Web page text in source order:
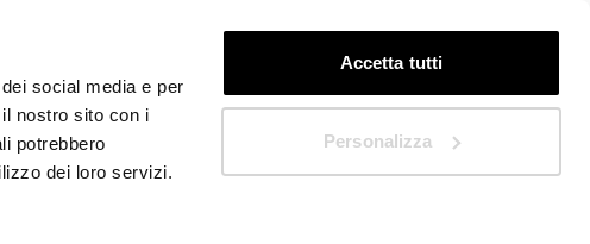
social media e per
nostro sito con i
potrebbero
dei loro servizi.
Accetta tutti
Personalizza